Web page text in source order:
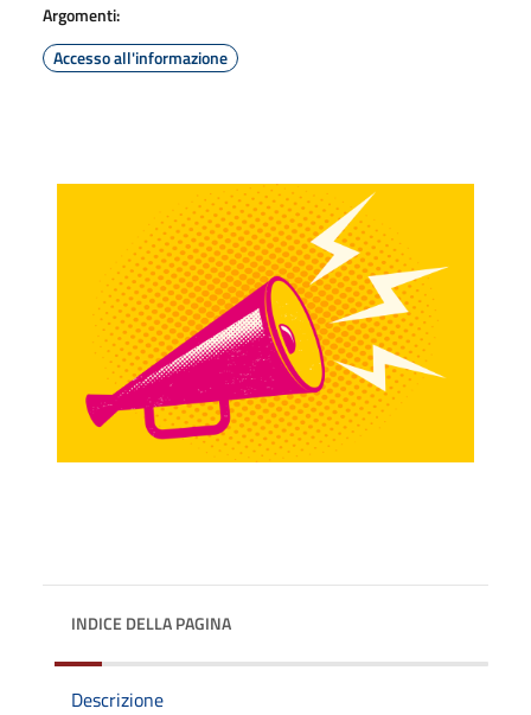
Argomenti:
Accesso all'informazione
INDICE DELLA PAGINA
Descrizione